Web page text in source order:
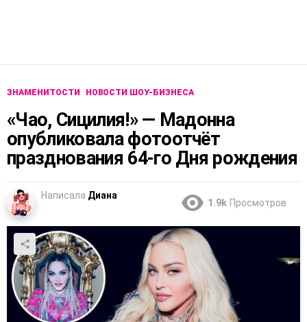
ЗНАМЕНИТОСТИ НОВОСТИ ШОУ-БИЗНЕСА
«Чао, Сицилия!» — Мадонна
опубликовала фотоотчёт
празднования 64-го Дня рождения
Написала Диана
1.9k Просмотров